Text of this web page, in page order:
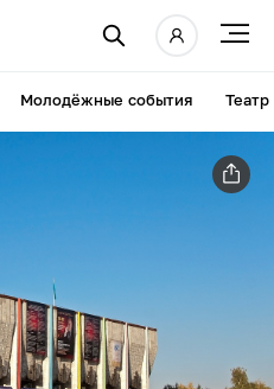
Молодёжные события Театр